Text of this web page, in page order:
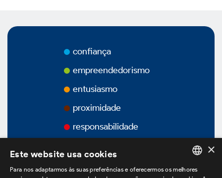
Governança Corporativa
Visão Geral
Estatuto Social
Estrutura Acionária
confiança
empreendedorismo
entusiasmo
proximidade
responsabilidade
PORTUGUESE
×
Este website usa cookies
Para nos adaptarmos às suas preferências e oferecermos os melhores